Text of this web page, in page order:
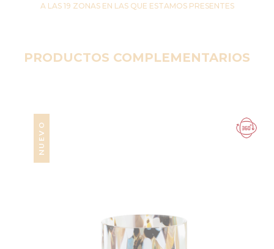
A LAS 19 ZONAS EN LAS QUE ESTAMOS PRESENTES
PRODUCTOS COMPLEMENTARIOS
NUEVO